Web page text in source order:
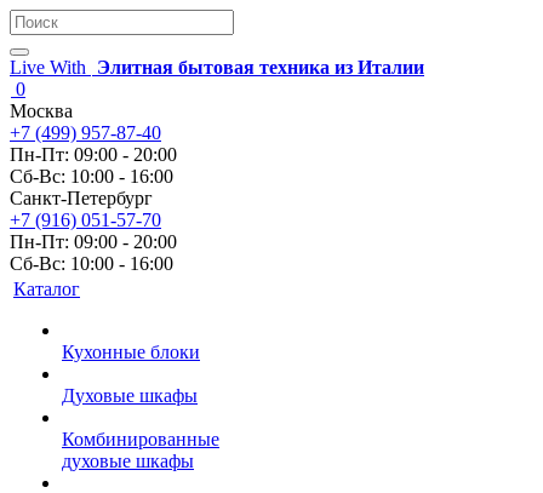
Live With
Элитная бытовая техника из Италии
0
Москва
+7 (499) 957-87-40
Пн-Пт: 09:00 - 20:00
Сб-Вс: 10:00 - 16:00
Санкт-Петербург
+7 (916) 051-57-70
Пн-Пт: 09:00 - 20:00
Сб-Вс: 10:00 - 16:00
Каталог
Кухонные блоки
Духовые шкафы
Комбинированные
духовые шкафы